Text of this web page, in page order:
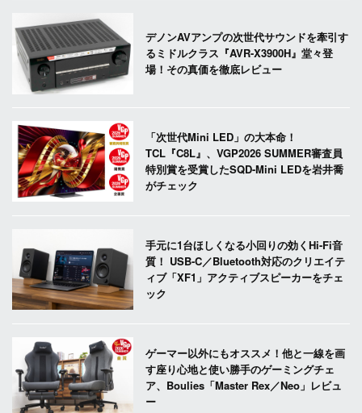
デノンAVアンプの次世代サウンドを牽引す
るミドルクラス『AVR-X3900H』堂々登
場！その真価を徹底レビュー
「次世代Mini LED」の大本命！
TCL『C8L』、VGP2026 SUMMER審査員
特別賞を受賞したSQD-Mini LEDを岩井喬
がチェック
手元に1台ほしくなる小回りの効くHi-Fi音
質！ USB-C／Bluetooth対応のクリエイテ
ィブ「XF1」アクティブスピーカーをチェ
ック
ゲーマー以外にもオススメ！他と一線を画
す座り心地と使い勝手のゲーミングチェ
ア、Boulies「Master Rex／Neo」レビュ
ー